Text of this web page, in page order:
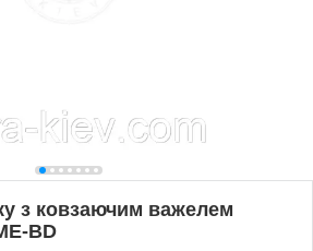
з ковзаючим важелем
BD